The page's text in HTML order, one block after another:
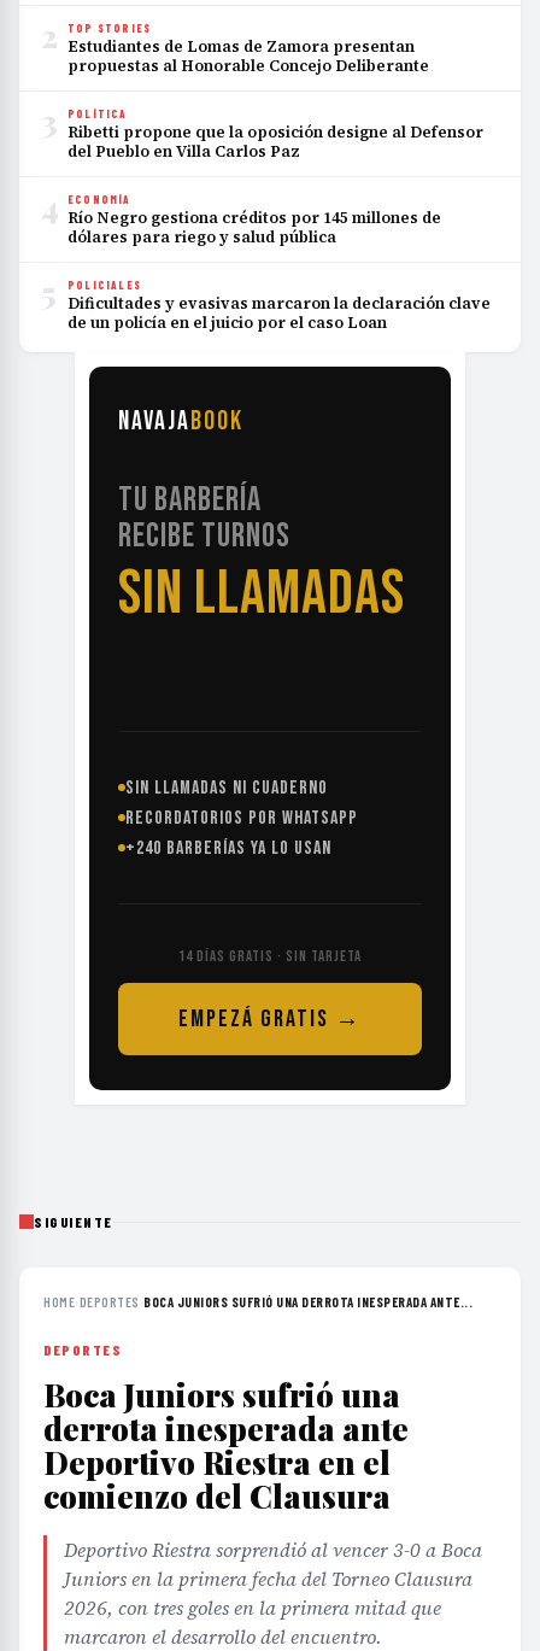
2 TOP STORIES
Estudiantes de Lomas de Zamora presentan
propuestas al Honorable Concejo Deliberante
3 POLÍTICA
Ribetti propone que la oposición designe al Defensor
del Pueblo en Villa Carlos Paz
4 ECONOMÍA
Río Negro gestiona créditos por 145 millones de
dólares para riego y salud pública
5 POLICIALES
Dificultades y evasivas marcaron la declaración clave
de un policía en el juicio por el caso Loan
NAVAJABOOK
TU BARBERÍA
RECIBE TURNOS
SIN LLAMADAS
SIN LLAMADAS NI CUADERNO
RECORDATORIOS POR WHATSAPP
+240 BARBERÍAS YA LO USAN
14 DÍAS GRATIS · SIN TARJETA
EMPEZÁ GRATIS →
SIGUIENTE
HOME›DEPORTES ›BOCA JUNIORS SUFRIÓ UNA DERROTA INESPERADA ANTE...
DEPORTES
Boca Juniors sufrió una
derrota inesperada ante
Deportivo Riestra en el
comienzo del Clausura
Deportivo Riestra sorprendió al vencer 3-0 a Boca
Juniors en la primera fecha del Torneo Clausura
2026, con tres goles en la primera mitad que
marcaron el desarrollo del encuentro.